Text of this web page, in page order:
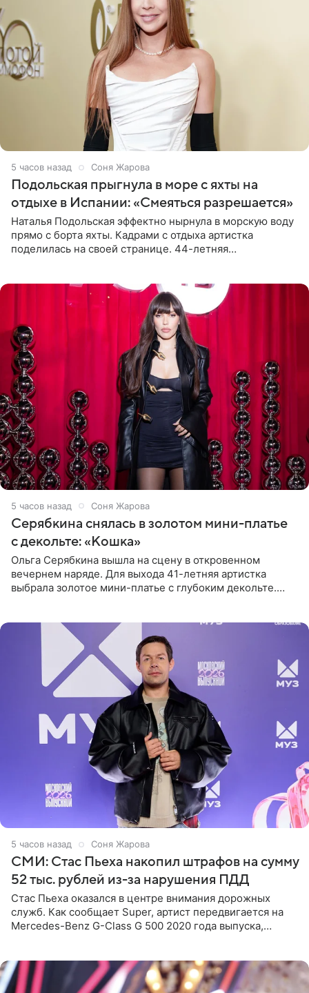
5 часов назад Соня Жарова
Подольская прыгнула в море с яхты на
отдыхе в Испании: «Смеяться разрешается»
Наталья Подольская эффектно нырнула в морскую воду
прямо с борта яхты. Кадрами с отдыха артистка
поделилась на своей странице. 44-летняя
5 часов назад Соня Жарова
Серябкина снялась в золотом мини-платье
с декольте: «Кошка»
Ольга Серябкина вышла на сцену в откровенном
вечернем наряде. Для выхода 41-летняя артистка
выбрала золотое мини-платье с глубоким декольте.
5 часов назад Соня Жарова
СМИ: Стас Пьеха накопил штрафов на сумму
52 тыс. рублей из-за нарушения ПДД
Стас Пьеха оказался в центре внимания дорожных
служб. Как сообщает Super, артист передвигается на
Mercedes-Benz G-Class G 500 2020 года выпуска,